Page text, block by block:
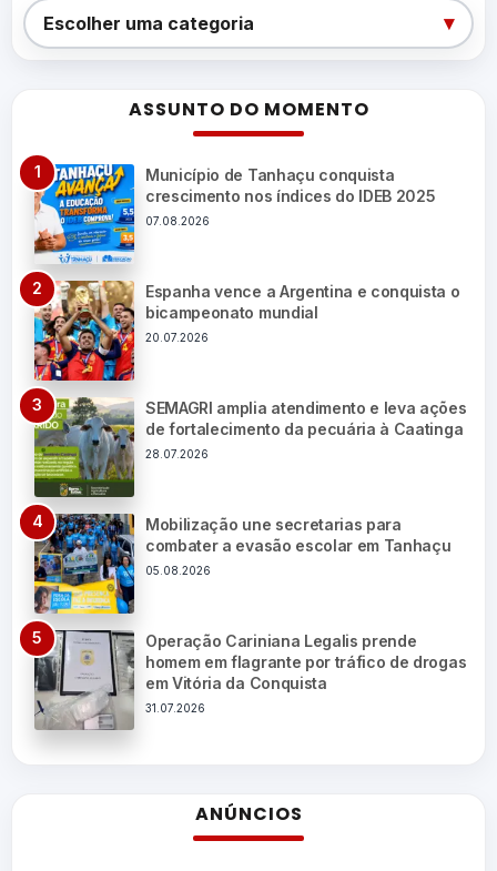
Categorias
Escolher uma categoria ▾
ASSUNTO DO MOMENTO
Município de Tanhaçu conquista
crescimento nos índices do IDEB 2025
07.08.2026
Espanha vence a Argentina e conquista o
bicampeonato mundial
20.07.2026
SEMAGRI amplia atendimento e leva ações
de fortalecimento da pecuária à Caatinga
28.07.2026
Mobilização une secretarias para
combater a evasão escolar em Tanhaçu
05.08.2026
Operação Cariniana Legalis prende
homem em flagrante por tráfico de drogas
em Vitória da Conquista
31.07.2026
ANÚNCIOS